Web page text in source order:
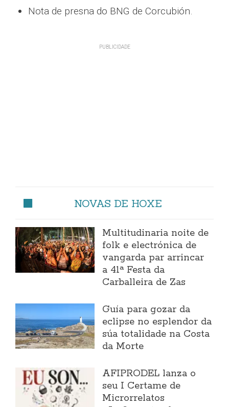
Nota de presna do BNG de Corcubión.
NOVAS DE HOXE
Multitudinaria noite de
folk e electrónica de
vangarda par arrincar
a 41ª Festa da
Carballeira de Zas
Guía para gozar da
eclipse no esplendor da
súa totalidade na Costa
da Morte
AFIPRODEL lanza o
seu I Certame de
Microrrelatos